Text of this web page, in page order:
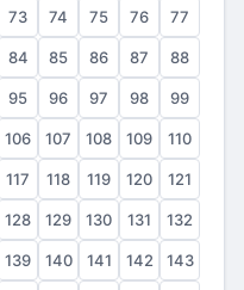
73 74 75 76 77
84 85 86 87 88
95 96 97 98 99
106 107 108 109 110
117 118 119 120 121
128 129 130 131 132
139 140 141 142 143